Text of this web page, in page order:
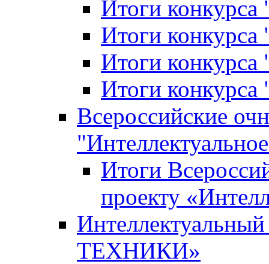
Итоги
Итоги конкурса
Итоги
Итоги
Всероссийские
Итоги
проекту
ТЕХНИКИ»